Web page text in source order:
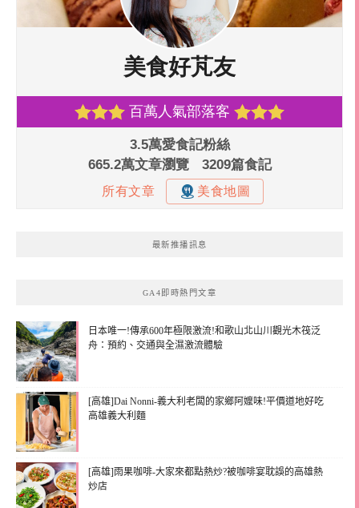
最新推播訊息
GA4即時熱門文章
日本唯一!傳承600年極限激流!和歌山北山川觀光木筏泛
舟：預約、交通與全濕激流體驗
[高雄]Dai Nonni-義大利老闆的家鄉阿嬤味!平價道地好吃
高雄義大利麵
[高雄]雨果咖啡-大家來都點熱炒?被咖啡宴耽誤的高雄熱
炒店